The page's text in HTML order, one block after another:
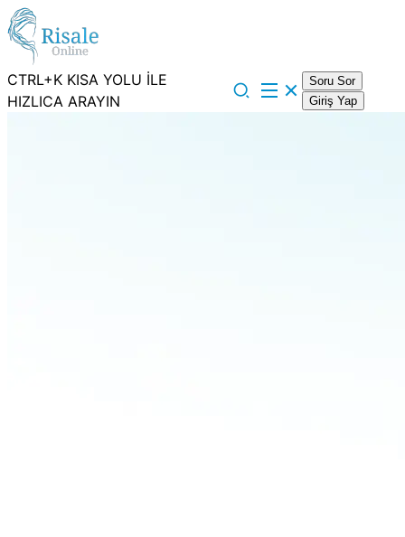
CTRL+K KISA YOLU İLE
HIZLICA ARAYIN
Soru Sor
Giriş Yap